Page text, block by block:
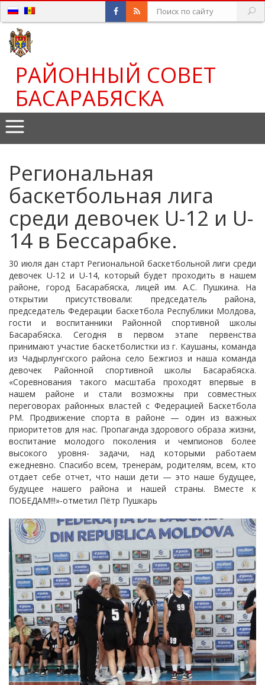
РАЙОННЫЙ СОВЕТ
БАСАРАБЯСКА
Региональная
баскетбольная лига
среди девочек U-12 и U-
14 в Бессарабке.
30 июля дан старт Региональной баскетбольной лиги среди
девочек U-12 и U-14, который будет проходить в нашем
районе, город Басарабяска, лицей им. А.С. Пушкина. На
открытии присутствовали: председатель района,
председатель Федерации баскетбола Республики Молдова,
гости и воспитанники Районной спортивной школы
Басарабяска. Сегодня в первом этапе первенства
принимают участие баскетболистки из г. Каушаны, команда
из Чадырлунгского района село Бежгиоз и наша команда
девочек Районной спортивной школы Басарабяска.
«Соревнования такого масштаба проходят впервые в
нашем районе и стали возможны при совместных
переговорах районных властей с Федерацией Баскетбола
РМ. Продвижение спорта в районе — один из важных
приоритетов для нас. Пропаганда здорового образа жизни,
воспитание молодого поколения и чемпионов более
высокого уровня- задачи, над которыми работаем
ежедневно. Спасибо всем, тренерам, родителям, всем, кто
отдает себе отчет, что наши дети — это наше будущее,
будущее нашего района и нашей страны. Вместе к
ПОБЕДАМ!!!»-отметил Пётр Пушкарь